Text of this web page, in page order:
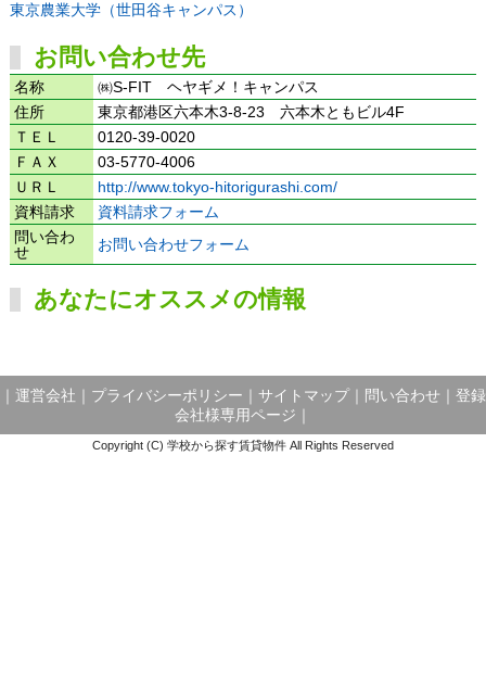
東京農業大学（世田谷キャンパス）
お問い合わせ先
名称
㈱S-FIT ヘヤギメ！キャンパス
住所
東京都港区六本木3-8-23 六本木ともビル4F
ＴＥＬ
0120-39-0020
ＦＡＸ
03-5770-4006
ＵＲＬ
http://www.tokyo-hitorigurashi.com/
資料請求
資料請求フォーム
問い合わ
せ
お問い合わせフォーム
あなたにオススメの情報
運営会社 プライバシーポリシー サイトマップ｜ 問い合わせ
登録
会社様専用ページ
Copyright (C) 学校から探す賃貸物件 All Rights Reserved